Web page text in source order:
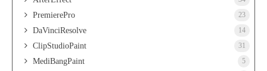
PremierePro 23
DaVinciResolve 14
ClipStudioPaint 31
MediBangPaint 5